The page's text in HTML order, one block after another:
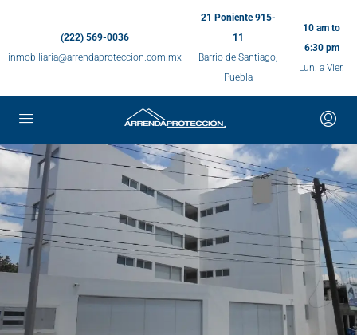
(222) 569-0036
inmobiliaria@arrendaproteccion.com.mx
21 Poniente 915-
11
Barrio de Santiago,
Puebla
10 am to
6:30 pm
Lun. a Vier.